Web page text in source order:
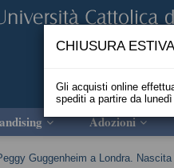
Adozioni
Guggenheim a Londra.
CHIUSURA
Gli acquisti online
spediti a partire da